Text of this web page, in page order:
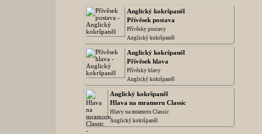
Anglický kokršpaněl
Přívěsek postava
Přívěsky postavy
Anglický kokršpaněl
Anglický kokršpaněl
Přívěsek hlava
Přívěsky hlavy
Anglický kokršpaněl
Anglický kokršpaněl
Hlava na mramoru Classic
Hlavy na mramoru Classic
Anglický kokršpaněl